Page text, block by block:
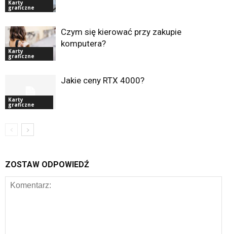
Karty
graficzne
Karty
graficzne
Czym się kierować przy zakupie
komputera?
Karty
graficzne
Jakie ceny RTX 4000?
ZOSTAW ODPOWIEDŹ